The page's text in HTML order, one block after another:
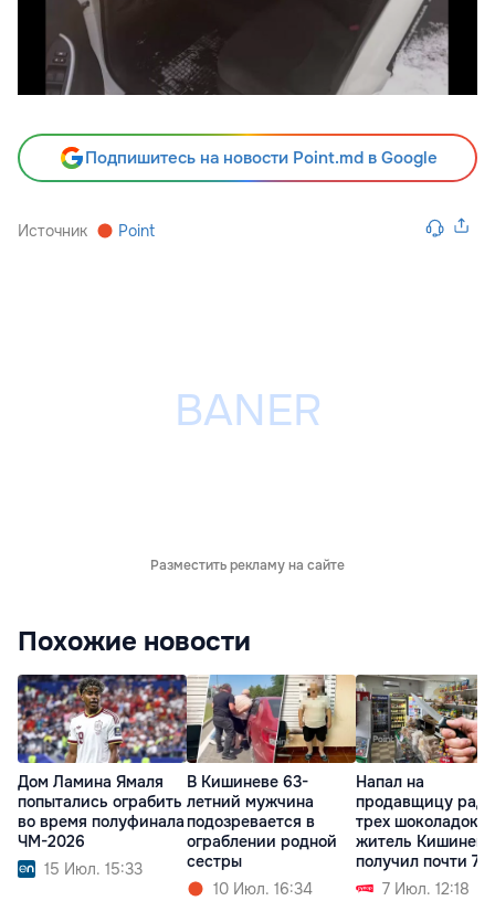
Подпишитесь на новости Point.md в Google
Источник Point
Разместить рекламу на сайте
Похожие новости
Дом Ламина Ямаля
попытались ограбить
во время полуфинала
ЧМ-2026
15 Июл. 15:33
В Кишиневе 63-
летний мужчина
подозревается в
ограблении родной
сестры
10 Июл. 16:34
Напал на
продавщицу ради
трех шоколадок:
житель Кишинева
получил почти 7
тюрьмы
7 Июл. 12:18